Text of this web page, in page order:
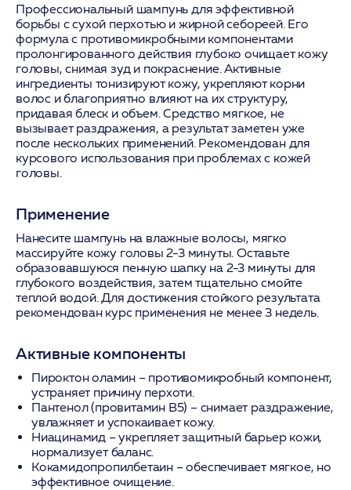
Профессиональный шампунь для эффективной
борьбы с сухой перхотью и жирной себореей. Его
формула с противомикробными компонентами
пролонгированного действия глубоко очищает кожу
головы, снимая зуд и покраснение. Активные
ингредиенты тонизируют кожу, укрепляют корни
волос и благоприятно влияют на их структуру,
придавая блеск и объем. Средство мягкое, не
вызывает раздражения, а результат заметен уже
после нескольких применений. Рекомендован для
курсового использования при проблемах с кожей
головы.
Применение
Нанесите шампунь на влажные волосы, мягко
массируйте кожу головы 2-3 минуты. Оставьте
образовавшуюся пенную шапку на 2-3 минуты для
глубокого воздействия, затем тщательно смойте
теплой водой. Для достижения стойкого результата
рекомендован курс применения не менее 3 недель.
Активные компоненты
Пироктон оламин – противомикробный компонент,
устраняет причину перхоти.
Пантенол (провитамин В5) – снимает раздражение,
увлажняет и успокаивает кожу.
Ниацинамид – укрепляет защитный барьер кожи,
нормализует баланс.
Кокамидопропилбетаин – обеспечивает мягкое, но
эффективное очищение.